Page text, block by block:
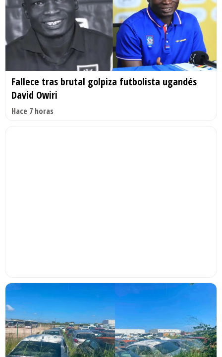
Fallece tras brutal golpiza futbolista ugandés
David Owiri
Hace 7 horas